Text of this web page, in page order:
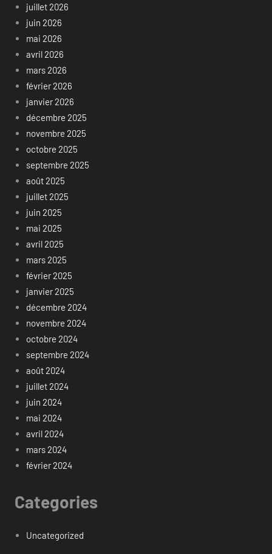
juillet 2026
juin 2026
mai 2026
avril 2026
mars 2026
février 2026
janvier 2026
décembre 2025
novembre 2025
octobre 2025
septembre 2025
août 2025
juillet 2025
juin 2025
mai 2025
avril 2025
mars 2025
février 2025
janvier 2025
décembre 2024
novembre 2024
octobre 2024
septembre 2024
août 2024
juillet 2024
juin 2024
mai 2024
avril 2024
mars 2024
février 2024
Categories
Uncategorized